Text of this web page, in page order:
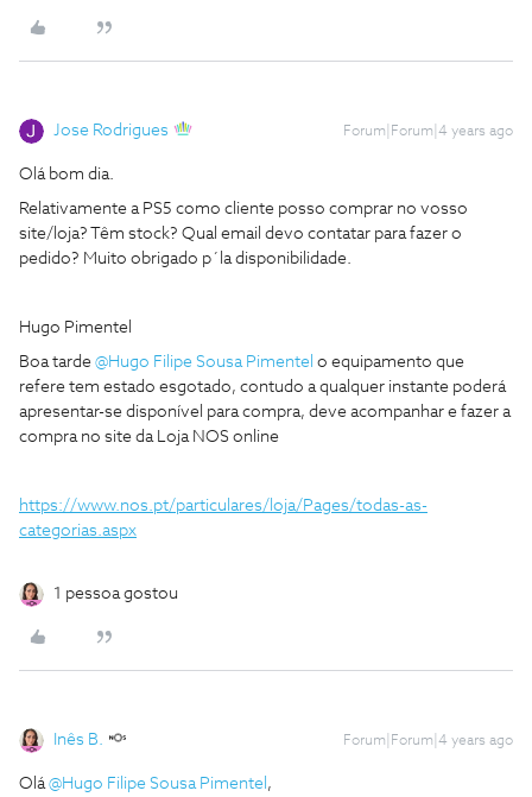
Jose Rodrigues Forum|Forum|4 years ago
Olá bom dia.
Relativamente a PS5 como cliente posso comprar no vosso
site/loja? Têm stock? Qual email devo contatar para fazer o
pedido? Muito obrigado p´la disponibilidade.
Hugo Pimentel
Boa tarde @Hugo Filipe Sousa Pimentel o equipamento que
refere tem estado esgotado, contudo a qualquer instante poderá
apresentar-se disponível para compra, deve acompanhar e fazer a
compra no site da Loja NOS online
https://www.nos.pt/particulares/loja/Pages/todas-as-
categorias.aspx
1 pessoa gostou
Inês B. Forum|Forum|4 years ago
Olá@Hugo Filipe Sousa Pimentel ,